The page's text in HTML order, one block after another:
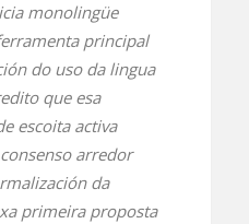
monolingüe
principal
do uso da lingua
que esa
escoita activa
arredor
da
primeira proposta